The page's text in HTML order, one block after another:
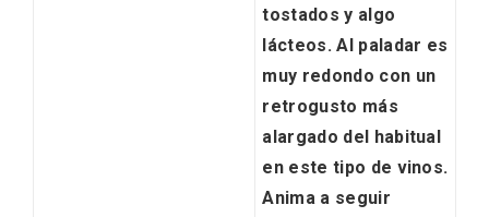
tostados y algo
lácteos. Al paladar es
muy redondo con un
retrogusto más
alargado del habitual
en este tipo de vinos.
Anima a seguir